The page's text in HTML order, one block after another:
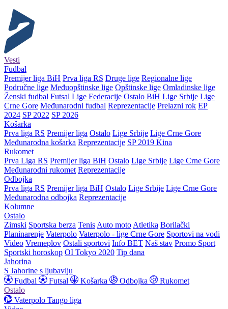
Vesti
Fudbal
Premijer liga BiH Prva liga RS Druge lige Regionalne lige
Područne lige Međuopštinske lige Opštinske lige Omladinske lige
Ženski fudbal Futsal Lige Federacije Ostalo BiH Lige Srbije Lige
Crne Gore Međunarodni fudbal Reprezentacije Prelazni rok EP
2024 SP 2022 SP 2026
Košarka
Prva liga RS Premijer liga Ostalo Lige Srbije Lige Crne Gore
Međunarodna košarka Reprezentacije SP 2019 Kina
Rukomet
Prva Liga RS Premijer liga BiH Ostalo Lige Srbije Lige Crne Gore
Međunarodni rukomet Reprezentacije
Odbojka
Prva liga RS Premijer liga BiH Ostalo Lige Srbije Lige Crne Gore
Međunarodna odbojka Reprezentacije
Kolumne
Ostalo
Zimski Sportska berza Tenis Auto moto Atletika Borilački
Planinarenje Vaterpolo Vaterpolo - lige Crne Gore Sportovi na vodi
Video Vremeplov Ostali sportovi Info BET Naš stav Promo Sport
Sportski horoskop OI Tokyo 2020 Tip dana
Jahorina
S Jahorine s ljubavlju
Fudbal
Futsal Košarka Odbojka
Rukomet
Ostalo
Vaterpolo Tango liga